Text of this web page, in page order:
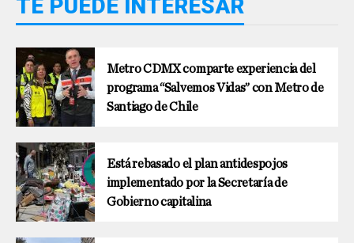
TE PUEDE INTERESAR
Metro CDMX comparte experiencia del
programa “Salvemos Vidas” con Metro de
Santiago de Chile
Está rebasado el plan antidespojos
implementado por la Secretaría de
Gobierno capitalina